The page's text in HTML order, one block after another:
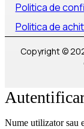
Politica de
Politica de
Copyright ©
Nume utilizator sau